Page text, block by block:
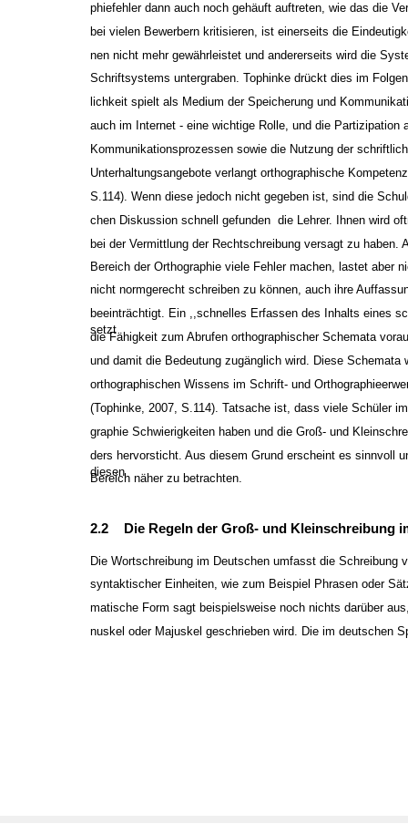
phiefehler dann auch noch gehäuft auftreten, wie das die
bei vielen Bewerbern kritisieren, ist einerseits die
nen nicht mehr gewährleistet und andererseits wird die
Schriftsystems untergraben. Tophinke drückt dies im
lichkeit spielt als Medium der Speicherung und
auch im Internet - eine wichtige Rolle, und die Partizipation
Kommunikationsprozessen sowie die Nutzung der
Unterhaltungsangebote verlangt orthographische
S.114). Wenn diese jedoch nicht gegeben ist, sind die
chen Diskussion schnell gefunden ­ die Lehrer. Ihnen wird
bei der Vermittlung der Rechtschreibung versagt zu haben.
Bereich der Orthographie viele Fehler machen, lastet aber
nicht normgerecht schreiben zu können, auch ihre
beeinträchtigt. Ein ,,schnelles Erfassen des Inhalts eines
setzt
die Fähigkeit zum Abrufen orthographischer Schemata
und damit die Bedeutung zugänglich wird. Diese Schemata
orthographischen Wissens im Schrift- und
(Tophinke, 2007, S.114). Tatsache ist, dass viele Schüler
graphie Schwierigkeiten haben und die Groß- und
ders hervorsticht. Aus diesem Grund erscheint es sinnvoll
diesen
Bereich näher zu betrachten.
2.2 Die Regeln der Groß- und Kleinschreibung
Die Wortschreibung im Deutschen umfasst die Schreibung
syntaktischer Einheiten, wie zum Beispiel Phrasen oder
matische Form sagt beispielsweise noch nichts darüber
nuskel oder Majuskel geschrieben wird. Die im deutschen